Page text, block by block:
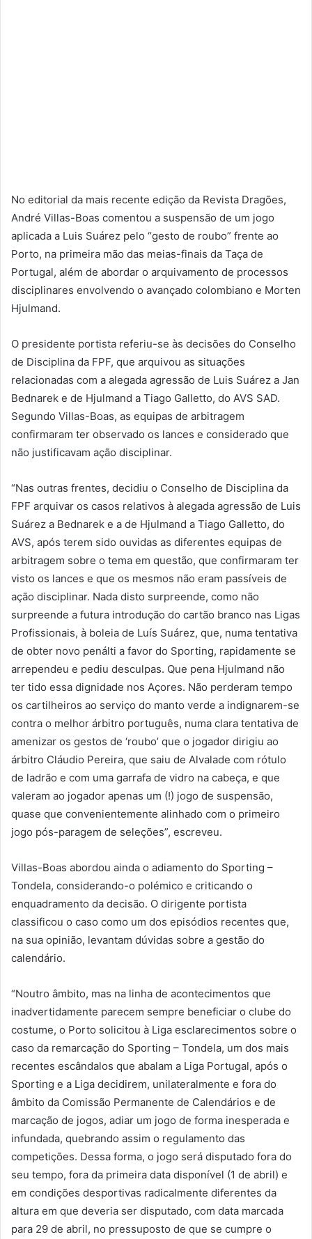
No editorial da mais recente edição da Revista Dragões,
André Villas-Boas comentou a suspensão de um jogo
aplicada a Luis Suárez pelo “gesto de roubo” frente ao
Porto, na primeira mão das meias-finais da Taça de
Portugal, além de abordar o arquivamento de processos
disciplinares envolvendo o avançado colombiano e Morten
Hjulmand.
O presidente portista referiu-se às decisões do Conselho
de Disciplina da FPF, que arquivou as situações
relacionadas com a alegada agressão de Luis Suárez a Jan
Bednarek e de Hjulmand a Tiago Galletto, do AVS SAD.
Segundo Villas-Boas, as equipas de arbitragem
confirmaram ter observado os lances e considerado que
não justificavam ação disciplinar.
“Nas outras frentes, decidiu o Conselho de Disciplina da
FPF arquivar os casos relativos à alegada agressão de Luis
Suárez a Bednarek e a de Hjulmand a Tiago Galletto, do
AVS, após terem sido ouvidas as diferentes equipas de
arbitragem sobre o tema em questão, que confirmaram ter
visto os lances e que os mesmos não eram passíveis de
ação disciplinar. Nada disto surpreende, como não
surpreende a futura introdução do cartão branco nas Ligas
Profissionais, à boleia de Luís Suárez, que, numa tentativa
de obter novo penálti a favor do Sporting, rapidamente se
arrependeu e pediu desculpas. Que pena Hjulmand não
ter tido essa dignidade nos Açores. Não perderam tempo
os cartilheiros ao serviço do manto verde a indignarem-se
contra o melhor árbitro português, numa clara tentativa de
amenizar os gestos de ‘roubo’ que o jogador dirigiu ao
árbitro Cláudio Pereira, que saiu de Alvalade com rótulo
de ladrão e com uma garrafa de vidro na cabeça, e que
valeram ao jogador apenas um (!) jogo de suspensão,
quase que convenientemente alinhado com o primeiro
jogo pós-paragem de seleções”, escreveu.
Villas-Boas abordou ainda o adiamento do Sporting –
Tondela, considerando-o polémico e criticando o
enquadramento da decisão. O dirigente portista
classificou o caso como um dos episódios recentes que,
na sua opinião, levantam dúvidas sobre a gestão do
calendário.
“Noutro âmbito, mas na linha de acontecimentos que
inadvertidamente parecem sempre beneficiar o clube do
costume, o Porto solicitou à Liga esclarecimentos sobre o
caso da remarcação do Sporting – Tondela, um dos mais
recentes escândalos que abalam a Liga Portugal, após o
Sporting e a Liga decidirem, unilateralmente e fora do
âmbito da Comissão Permanente de Calendários e de
marcação de jogos, adiar um jogo de forma inesperada e
infundada, quebrando assim o regulamento das
competições. Dessa forma, o jogo será disputado fora do
seu tempo, fora da primeira data disponível (1 de abril) e
em condições desportivas radicalmente diferentes da
altura em que deveria ser disputado, com data marcada
para 29 de abril, no pressuposto de que se cumpre o